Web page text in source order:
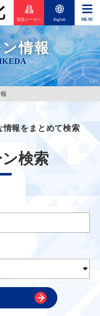
取扱メーカー English
情報
情報をまとめて検索
検索